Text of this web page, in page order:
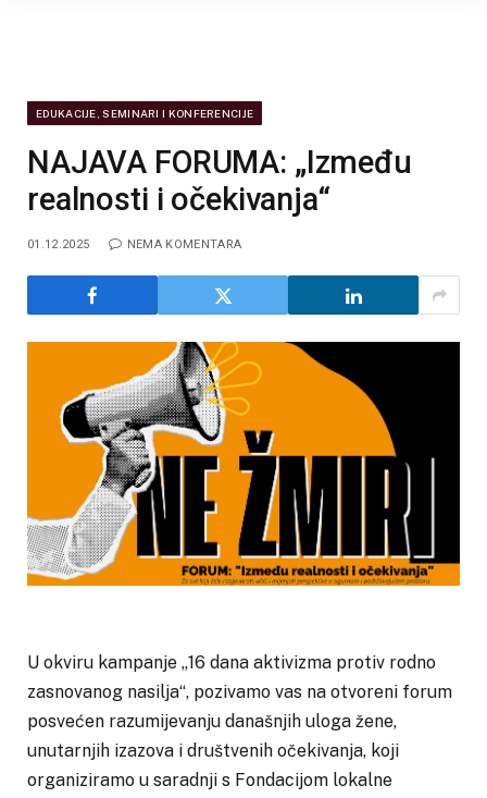
EDUKACIJE, SEMINARI I KONFERENCIJE
NAJAVA FORUMA: „Između
realnosti i očekivanja“
01.12.2025 NEMA KOMENTARA
U okviru kampanje „16 dana aktivizma protiv rodno
zasnovanog nasilja“, pozivamo vas na otvoreni forum
posvećen razumijevanju današnjih uloga žene,
unutarnjih izazova i društvenih očekivanja, koji
organiziramo u saradnji s Fondacijom lokalne